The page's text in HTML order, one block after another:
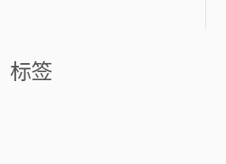
标签